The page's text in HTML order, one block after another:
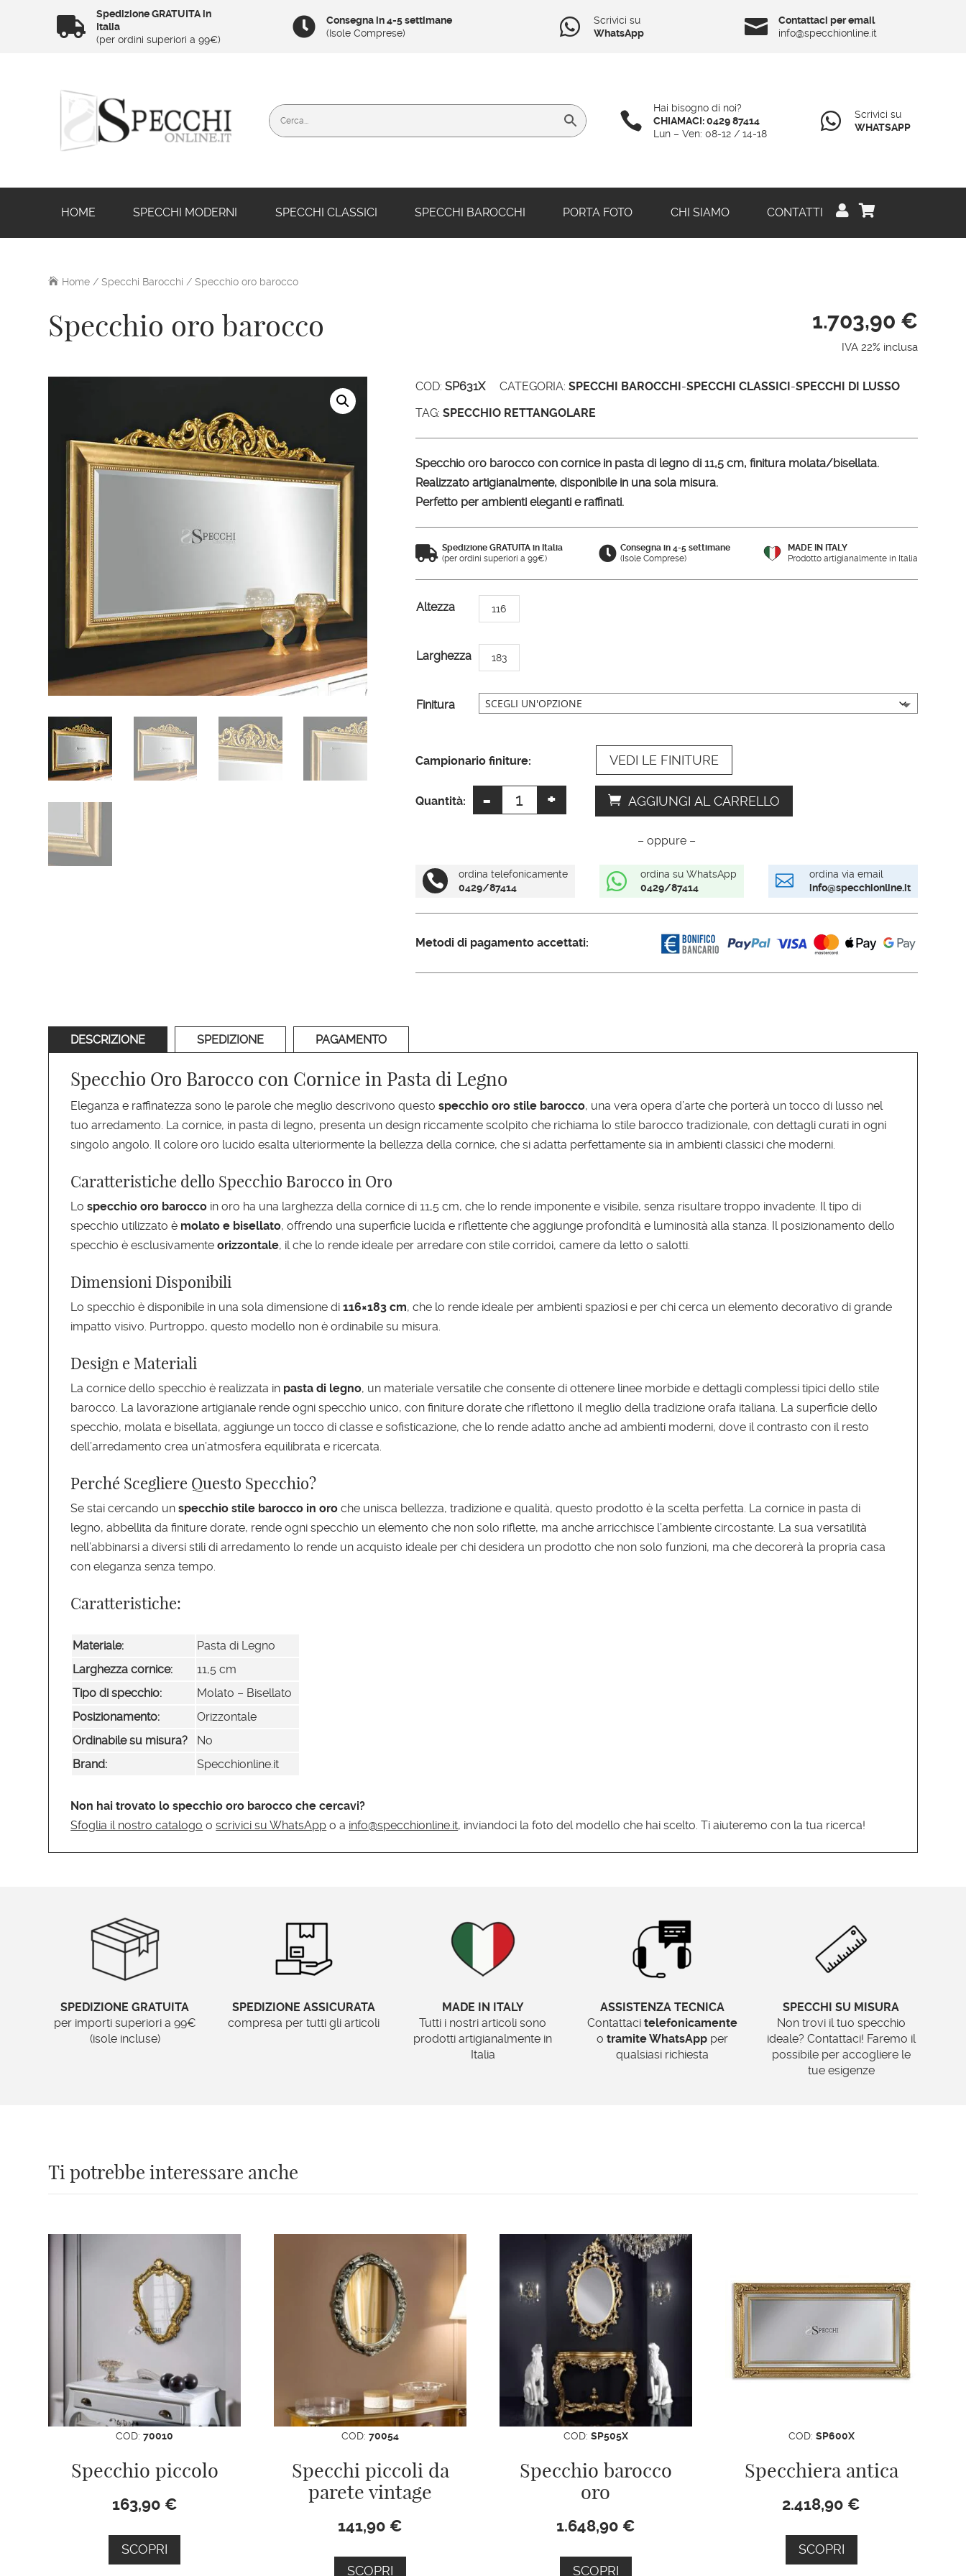

Spedizione GRATUITA in
Italia
(per ordini superiori a 99€)

Consegna in 4-5 settimane
(Isole Comprese)

Scrivici su
WhatsApp

Contattaci per email
info@specchionline.it

Hai bisogno di noi?
CHIAMACI: 0429 87414
Lun – Ven: 08-12 / 14-18

Scrivici su
WHATSAPP
HOME SPECCHI MODERNI SPECCHI CLASSICI SPECCHI BAROCCHI PORTA FOTO CHI SIAMO CONTATTI  
Home /Specchi Barocchi / Specchio oro barocco
Specchio oro barocco 1.703,90 €
IVA 22% inclusa
COD: SP631X CATEGORIA: SPECCHI BAROCCHI-SPECCHI CLASSICI-SPECCHI DI LUSSO
TAG: SPECCHIO RETTANGOLARE
Specchio oro barocco con cornice in pasta di legno di 11,5 cm, finitura molata/bisellata.
Realizzato artigianalmente, disponibile in una sola misura.
Perfetto per ambienti eleganti e raffinati.
 Spedizione GRATUITA in Italia
(per ordini superiori a 99€)
 Consegna in 4-5 settimane
(Isole Comprese)
MADE IN ITALY
Prodotto artigianalmente in Italia
Altezza 116
Larghezza 183
Finitura
Campionario finiture: VEDI LE FINITURE
Quantità: -
Specchio
oro
+ AGGIUNGI AL CARRELLO
A
e
n
i
e
– oppure –

ordina telefonicamente
0429/87414

ordina su WhatsApp
0429/87414

ordina via email
info@specchionline.it
Metodi di pagamento accettati:
DESCRIZIONE SPEDIZIONE PAGAMENTO
Specchio Oro Barocco con Cornice in Pasta di Legno
Eleganza e raffinatezza sono le parole che meglio descrivono questospecchio oro stile barocco, una vera opera d’arte che porterà un tocco di lusso nel
tuo arredamento. La cornice, in pasta di legno, presenta un design riccamente scolpito che richiama lo stile barocco tradizionale, con dettagli curati in ogni
singolo angolo. Il colore oro lucido esalta ulteriormente la bellezza della cornice, che si adatta perfettamente sia in ambienti classici che moderni.
Caratteristiche dello Specchio Barocco in Oro
Lospecchio oro barocco in oro ha una larghezza della cornice di 11,5 cm, che lo rende imponente e visibile, senza risultare troppo invadente. Il tipo di
specchio utilizzato è molato e bisellato, offrendo una superficie lucida e riflettente che aggiunge profondità e luminosità alla stanza. Il posizionamento dello
specchio è esclusivamenteorizzontale, il che lo rende ideale per arredare con stile corridoi, camere da letto o salotti.
Dimensioni Disponibili
Lo specchio è disponibile in una sola dimensione di116×183 cm, che lo rende ideale per ambienti spaziosi e per chi cerca un elemento decorativo di grande
impatto visivo. Purtroppo, questo modello non è ordinabile su misura.
Design e Materiali
La cornice dello specchio è realizzata in pasta di legno, un materiale versatile che consente di ottenere linee morbide e dettagli complessi tipici dello stile
barocco. La lavorazione artigianale rende ogni specchio unico, con finiture dorate che riflettono il meglio della tradizione orafa italiana. La superficie dello
specchio, molata e bisellata, aggiunge un tocco di classe e sofisticazione, che lo rende adatto anche ad ambienti moderni, dove il contrasto con il resto
dell’arredamento crea un’atmosfera equilibrata e ricercata.
Perché Scegliere Questo Specchio?
Se stai cercando unspecchio stile barocco in oro che unisca bellezza, tradizione e qualità, questo prodotto è la scelta perfetta. La cornice in pasta di
legno, abbellita da finiture dorate, rende ogni specchio un elemento che non solo riflette, ma anche arricchisce l’ambiente circostante. La sua versatilità
nell’abbinarsi a diversi stili di arredamento lo rende un acquisto ideale per chi desidera un prodotto che non solo funzioni, ma che decorerà la propria casa
con eleganza senza tempo.
Caratteristiche:
Materiale:
Pasta di Legno
Larghezza cornice:
11,5 cm
Tipo di specchio:
Molato – Bisellato
Posizionamento:
Orizzontale
Ordinabile su misura?
No
Brand:
Specchionline.it
Non hai trovato lo specchio oro barocco che cercavi?
Sfoglia il nostro catalogo oscrivici su WhatsApp o a info@specchionline.it, inviandoci la foto del modello che hai scelto. Ti aiuteremo con la tua ricerca!
SPEDIZIONE GRATUITA
per importi superiori a 99€
(isole incluse)
SPEDIZIONE ASSICURATA
compresa per tutti gli articoli
MADE IN ITALY
Tutti i nostri articoli sono
prodotti artigianalmente in
Italia
ASSISTENZA TECNICA
Contattaci telefonicamente
o tramite WhatsAppper
qualsiasi richiesta
SPECCHI SU MISURA
Non trovi il tuo specchio
ideale? Contattaci! Faremo il
possibile per accogliere le
tue esigenze
Ti potrebbe interessare anche
COD:70010
Specchio piccolo
163,90 €
SCOPRI
COD:70054
Specchi piccoli da
parete vintage
141,90 €
SCOPRI
COD: SP505X
Specchio barocco
oro
1.648,90 €
SCOPRI
COD: SP600X
Specchiera antica
2.418,90 €
SCOPRI